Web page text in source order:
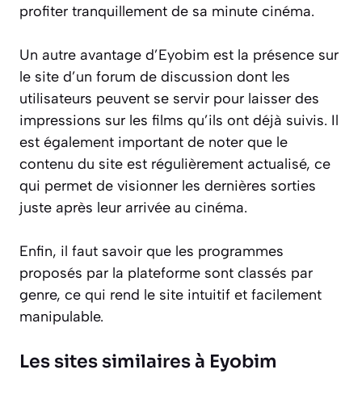
profiter tranquillement de sa minute cinéma.
Un autre avantage d’Eyobim est la présence sur
le site d’un forum de discussion dont les
utilisateurs peuvent se servir pour laisser des
impressions sur les films qu’ils ont déjà suivis. Il
est également important de noter que le
contenu du site est régulièrement actualisé, ce
qui permet de visionner les dernières sorties
juste après leur arrivée au cinéma.
Enfin, il faut savoir que les programmes
proposés par la plateforme sont classés par
genre, ce qui rend le site intuitif et facilement
manipulable.
Les sites similaires à Eyobim